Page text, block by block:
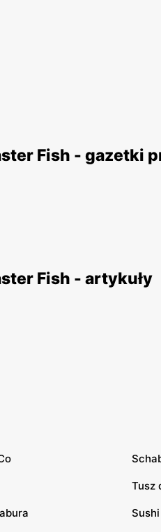
Fish - gazetki
Fish - artykuły
Tusz